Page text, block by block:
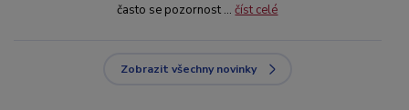
často se pozornost ...číst celé
Zobrazit všechny novinky